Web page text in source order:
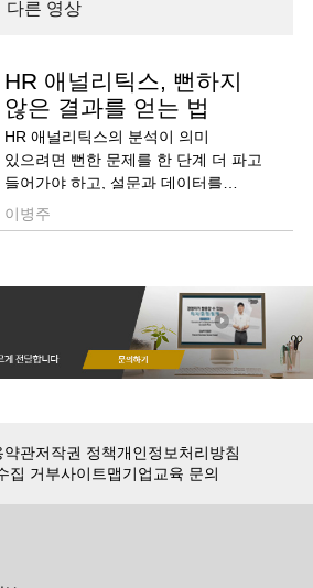
다른 영상
HR 애널리틱스, 뻔하지
않은 결과를 얻는 법
HR 애널리틱스의 분석이 의미
있으려면 뻔한 문제를 한 단계 더 파고
들어가야 하고, 설문과 데이터를
결합해서 새로운 데이터를 만들어야
한다.
이병주
약관저작권 정책개인정보처리방침
집 거부사이트맵기업교육 문의